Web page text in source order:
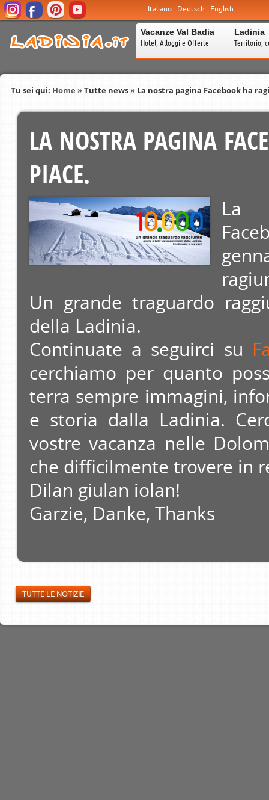
Italiano Deutsch English
Vacanze Val Badia
Hotel, Alloggi e Offerte
Ladinia
Territorio,
Tu sei qui: Home»Tutte news» La nostra pagina Facebook ha
LA NOSTRA PAGINA
PIACE.
Un grande traguardo
della Ladinia.
Continuate a seguirci su
cerchiamo per quanto
terra sempre immagini,
e storia dalla Ladinia.
vostre vacanza nelle
che difficilmente trovere in
Dilan giulan iolan!
Garzie, Danke, Thanks
TUTTE LE NOTIZIE